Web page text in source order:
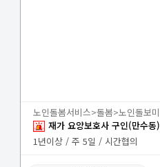
노인돌봄서비스>돌봄>노인돌보미
재가 요양보호사 구인(만수동)
1년이상 / 주 5일 / 시간협의